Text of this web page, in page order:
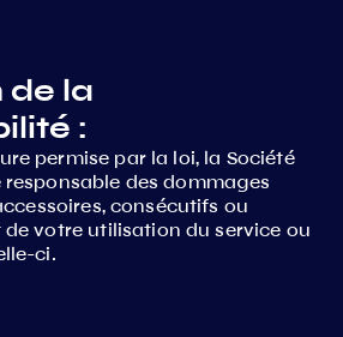
de la
:
permise par la loi, la Société
des dommages
consécutifs ou
votre utilisation du service ou
ci.